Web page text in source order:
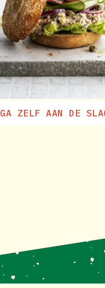
GA ZELF AAN DE